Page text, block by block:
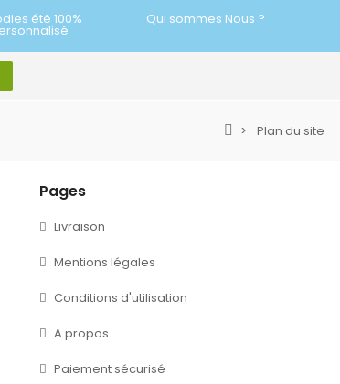
été 100% Qui sommes Nous ?
Plan du site
Pages
Livraison
Mentions légales
Conditions d'utilisation
A propos
Paiement sécurisé